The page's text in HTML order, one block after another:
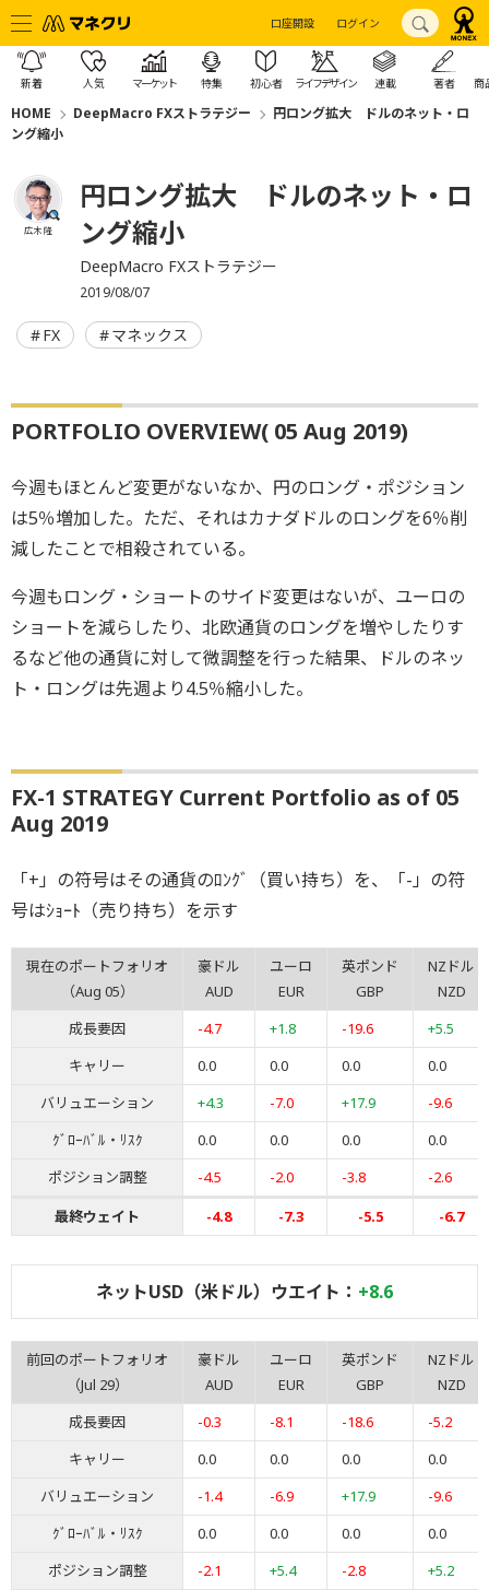
口座開設 ログイン
新着 人気 マーケット 特集 初心者 ライフデザイン 連載 著者 商
HOME DeepMacro FXストラテジー
円ロング拡大 ドルのネット・ロ
ング縮小
広木 隆
円ロング拡大 ドルのネット・ロ
ング縮小
DeepMacro FXストラテジー
2019/08/07
FX マネックス
PORTFOLIO OVERVIEW( 05 Aug 2019)
今週もほとんど変更がないなか、円のロング・ポジション
は5％増加した。ただ、それはカナダドルのロングを6％削
減したことで相殺されている。
今週もロング・ショートのサイド変更はないが、ユーロの
ショートを減らしたり、北欧通貨のロングを増やしたりす
るなど他の通貨に対して微調整を行った結果、ドルのネッ
ト・ロングは先週より4.5％縮小した。
FX-1 STRATEGY Current Portfolio as of 05
Aug 2019
「+」の符号はその通貨のﾛﾝｸﾞ（買い持ち）を、「-」の符
号はｼｮｰﾄ（売り持ち）を示す
現在のポートフォリオ
（Aug 05）
豪ドル
AUD
ユーロ
EUR
英ポンド
GBP
NZドル
NZD
成長要因
-4.7 +1.8 -19.6
+5.5
キャリー
0.0 0.0 0.0
0.0
バリュエーション
+4.3 -7.0 +17.9
-9.6
ｸﾞﾛｰﾊﾞﾙ・ﾘｽｸ
0.0 0.0 0.0
0.0
ポジション調整
-4.5 -2.0 -3.8
-2.6
最終ウェイト
-4.8 -7.3 -5.5 -6.7
ネットUSD（米ドル）ウエイト： +8.6
前回のポートフォリオ
（Jul 29）
豪ドル
AUD
ユーロ
EUR
英ポンド
GBP
NZドル
NZD
成長要因
-0.3 -8.1 -18.6
-5.2
キャリー
0.0 0.0 0.0
0.0
バリュエーション
-1.4 -6.9 +17.9
-9.6
ｸﾞﾛｰﾊﾞﾙ・ﾘｽｸ
0.0 0.0 0.0
0.0
ポジション調整
-2.1 +5.4 -2.8
+5.2